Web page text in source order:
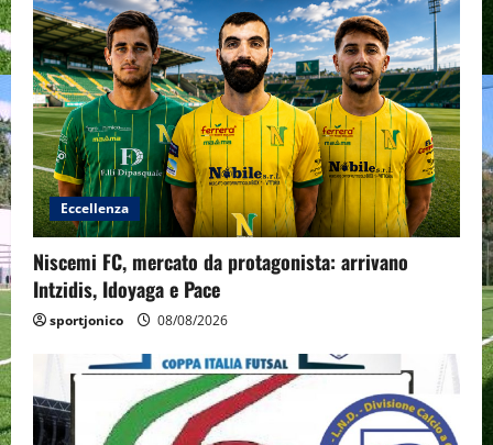
Eccellenza
Niscemi FC, mercato da protagonista: arrivano
Intzidis, Idoyaga e Pace
sportjonico 08/08/2026